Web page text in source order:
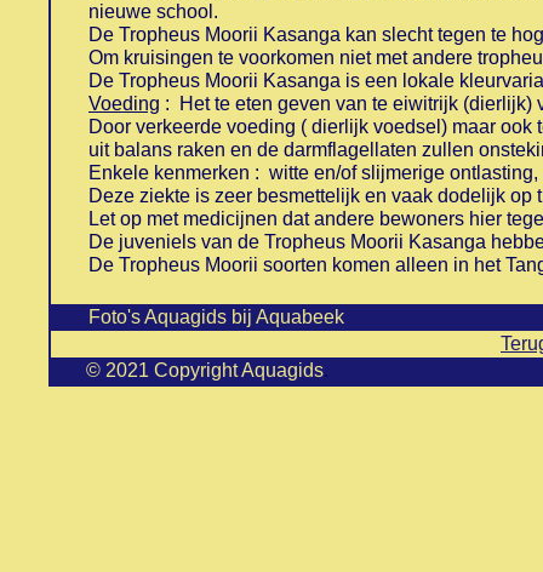
nieuwe school.
De Tropheus Moorii Kasanga kan slecht tegen te
Om kruisingen te voorkomen niet met andere
De Tropheus Moorii Kasanga is een lokale
Voeding : Het te eten geven van te eiwitrijk (dierlijk)
Door verkeerde voeding ( dierlijk voedsel) maar
uit balans raken en de darmflagellaten zullen
Enkele kenmerken : witte en/of slijmerige
Deze ziekte is zeer besmettelijk en vaak dodelijk
Let op met medicijnen dat andere bewoners hier
De juveniels van de Tropheus Moorii Kasanga
De Tropheus Moorii soorten komen alleen in het
Foto's Aquagids bij Aquabeek
© 2021 Copyright Aquagids.